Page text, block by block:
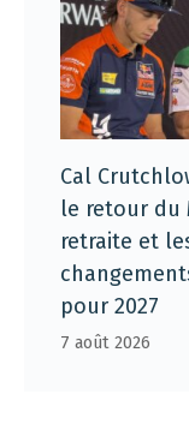
Cal
le retour du
retraite et
pour 2027
7 août 2026